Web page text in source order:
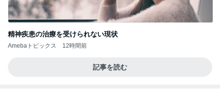
精神疾患の治療を受けられない現状
Amebaトピックス 12時間前
記事を読む